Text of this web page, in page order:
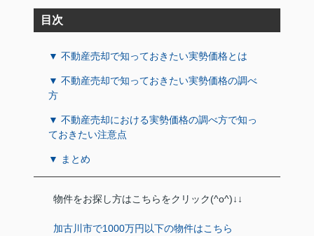
目次
▼ 不動産売却で知っておきたい実勢価格とは
▼ 不動産売却で知っておきたい実勢価格の調べ
方
▼ 不動産売却における実勢価格の調べ方で知っ
ておきたい注意点
▼ まとめ
物件をお探し方はこちらをクリック(^o^)↓↓
加古川市で1000万円以下の物件はこちら